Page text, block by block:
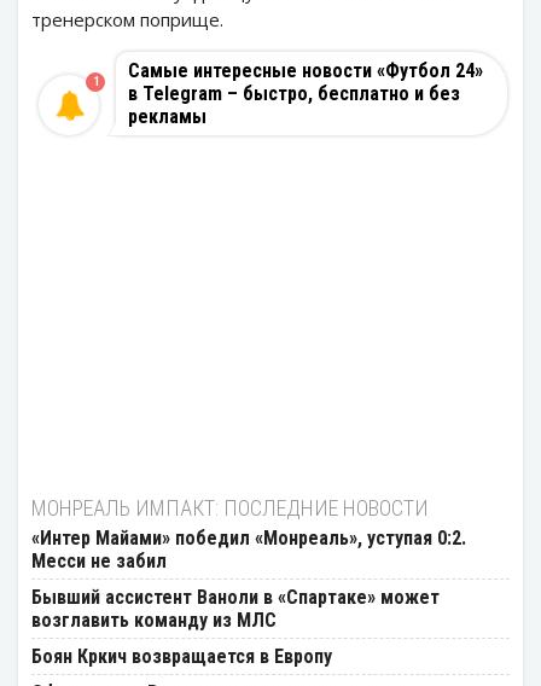
тренерском поприще.
Самые интересные новости «Футбол 24»
в Telegram – быстро, бесплатно и без
рекламы
1
МОНРЕАЛЬ ИМПАКТ: ПОСЛЕДНИЕ НОВОСТИ
«Интер Майами» победил «Монреаль», уступая 0:2.
Месси не забил
Бывший ассистент Ваноли в «Спартаке» может
возглавить команду из МЛС
Боян Кркич возвращается в Европу